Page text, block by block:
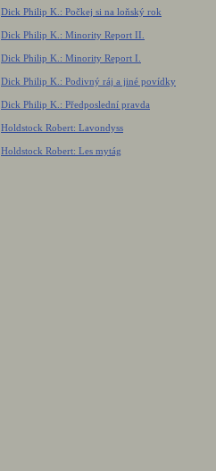
Dick Philip K.: Počkej si na loňský rok
Dick Philip K.: Minority Report II.
Dick Philip K.: Minority Report I.
Dick Philip K.: Podivný ráj a jiné povídky
Dick Philip K.: Předposlední pravda
Holdstock Robert: Lavondyss
Holdstock Robert: Les mytág